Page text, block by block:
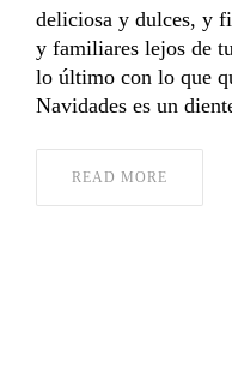
deliciosa y dulces, y
y familiares lejos de
lo último con lo que
Navidades es un
READ MORE